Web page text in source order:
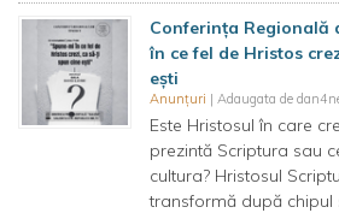
Conferința Regională
în ce fel de Hristos
ești
Anunțuri | Adaugata de
Este Hristosul în care
prezintă Scriptura sau
cultura? Hristosul
transformă după